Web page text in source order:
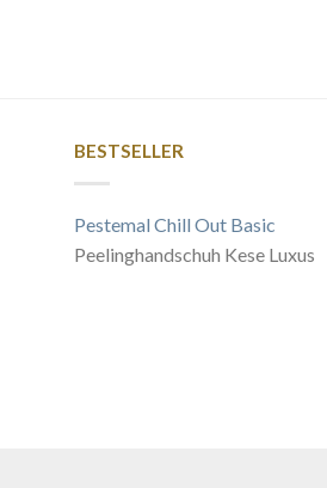
BESTSELLER
Pestemal Chill Out Basic
Peelinghandschuh Kese Luxus